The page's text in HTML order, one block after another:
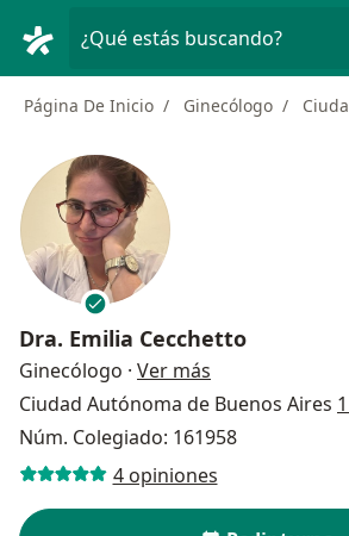
¿Qué estás buscando?
Página De Inicio Ginecólogo
Dra. Emilia Cecchetto
Ginecólogo · Ver más
Ciudad Autónoma de Buenos Aires
Núm. Colegiado: 161958
4 opiniones